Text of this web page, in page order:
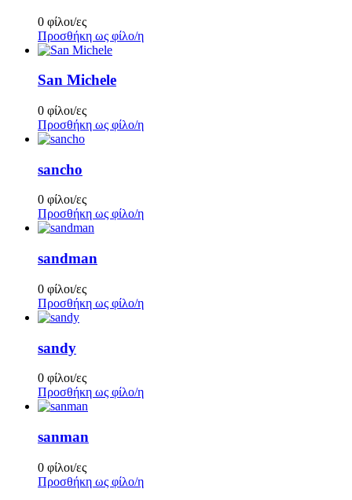
0 φίλοι/ες
Προσθήκη ως φίλο/η
San Michele
0 φίλοι/ες
Προσθήκη ως φίλο/η
sancho
0 φίλοι/ες
Προσθήκη ως φίλο/η
sandman
0 φίλοι/ες
Προσθήκη ως φίλο/η
sandy
0 φίλοι/ες
Προσθήκη ως φίλο/η
sanman
0 φίλοι/ες
Προσθήκη ως φίλο/η